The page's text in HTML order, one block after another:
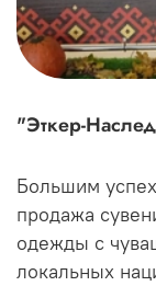
"Эткер-
Большим
продажа
одежды с
локальных